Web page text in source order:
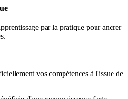
par la pratique pour ancrer
vos compétences à l'issue de